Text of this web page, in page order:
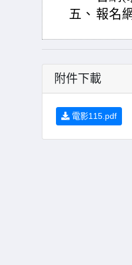
五、 報名
附件下載
電影115.pdf